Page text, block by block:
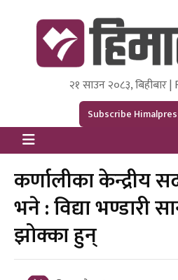
Himal Press
Dot NewsyNepal Media and
२१ साउन २०८३, बिहीबार
Subscribe
कर्णालीका
भने : विद्या भण्डारी
झोक्का हुन्